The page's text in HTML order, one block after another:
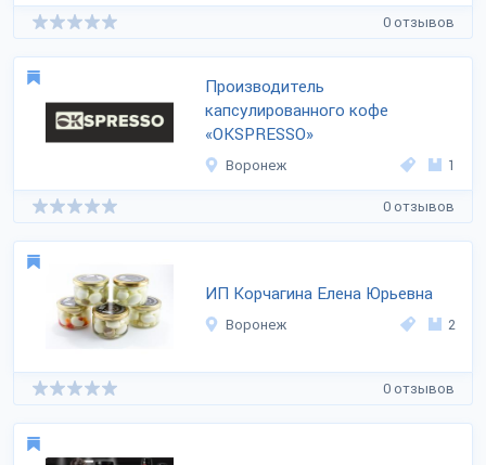
0 отзывов
Производитель
капсулированного кофе
«OKSPRESSO»
Воронеж 1
0 отзывов
ИП Корчагина Елена Юрьевна
Воронеж 2
0 отзывов